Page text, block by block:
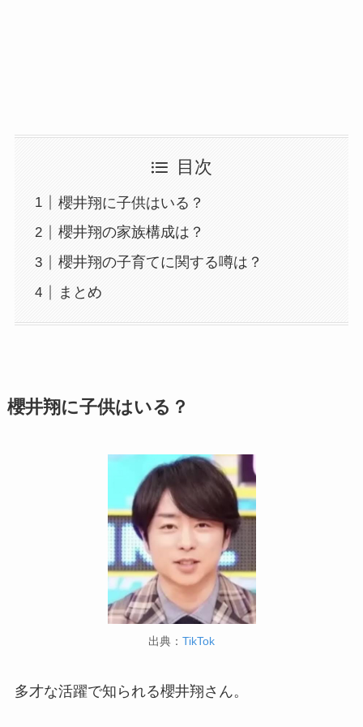
目次
櫻井翔に子供はいる？
櫻井翔の家族構成は？
櫻井翔の子育てに関する噂は？
まとめ
櫻井翔に子供はいる？
出典： TikTok
多才な活躍で知られる櫻井翔さん。